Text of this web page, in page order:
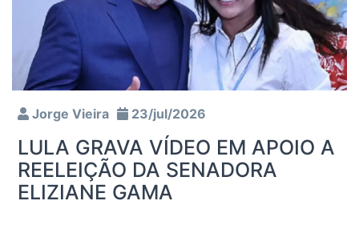
Jorge Vieira 23/jul/2026
LULA GRAVA VÍDEO EM APOIO A
REELEIÇÃO DA SENADORA
ELIZIANE GAMA